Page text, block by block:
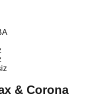
& Corona